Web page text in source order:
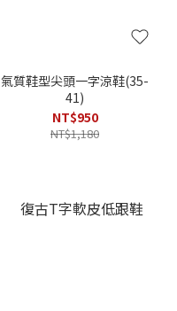
氣質鞋型尖頭一字涼鞋(35-
41)
NT$950
NT$1,180